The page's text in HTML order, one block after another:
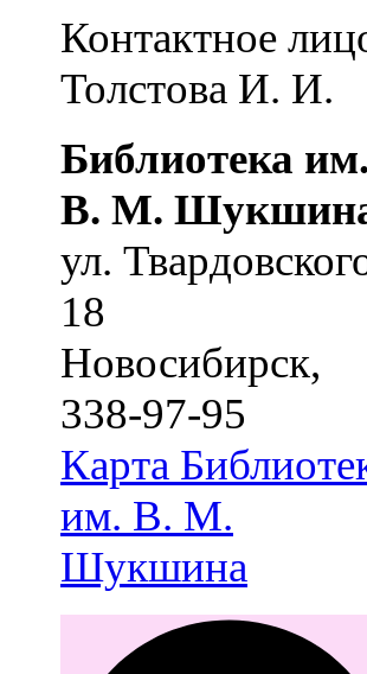
Контактное
Толстова И. И.
Библиотека им.
В. М.
ул.
18
Новосибирск,
338-97-95
Карта
им. В. М.
Шукшина